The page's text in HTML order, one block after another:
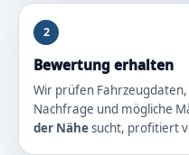
2
Bewertung erhalten
Wir prüfen
Nachfrage und mögliche
der Nähesucht, profitiert